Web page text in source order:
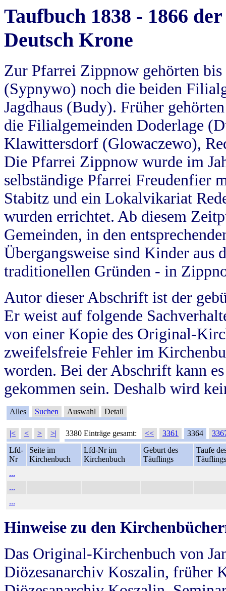
Taufbuch 1838 - 1866
Deutsch Krone
Zur Pfarrei Zippnow gehörten
(Sypnywo) noch die beiden
Jagdhaus (Budy). Früher
die Filialgemeinden Doderlage
Klawittersdorf (Glowaczewo),
Die Pfarrei Zippnow wurde im
selbständige Pfarrei Freudenfier
Stabitz und ein Lokalvikariat
wurden errichtet. Ab diesem
Gemeinden, in den
Übergangsweise sind Kinder aus
traditionellen Gründen - in
Autor dieser Abschrift ist der
Er weist auf folgende
von einer Kopie des Original-
zweifelsfreie Fehler im
worden. Bei der Abschrift kann
gekommen sein. Deshalb wird
Alles Suchen Auswahl Detail
|< < > >| 3380 Einträge gesamt: << 3361 3364
Lfd-
Nr
Seite im
Kirchenbuch
Lfd-Nr im
Kirchenbuch
Geburt des
Täuflings
Taufe
Täuflings
...
...
...
Hinweise zu den
Das Original-Kirchenbuch von
Diözesanarchiv Koszalin, früher